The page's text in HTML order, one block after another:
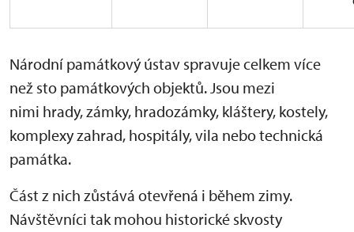
Národní památkový ústav spravuje celkem více
než sto památkových objektů. Jsou mezi
nimi hrady, zámky, hradozámky, kláštery, kostely,
komplexy zahrad, hospitály, vila nebo technická
památka.
Část z nich zůstává otevřená i během zimy.
Návštěvníci tak mohou historické skvosty